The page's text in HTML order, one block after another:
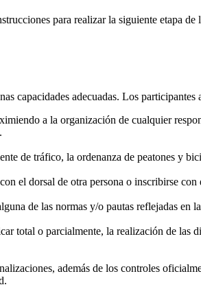
para realizar la siguiente etapa de
capacidades adecuadas. Los
a la organización de cualquier
de tráfico, la ordenanza de peatones y
el dorsal de otra persona o inscribirse
de las normas y/o pautas reflejadas en
total o parcialmente, la realización de las
además de los controles